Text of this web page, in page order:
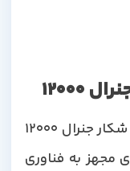
برای کسانی که قصد خرید کولر گازی شکار جنرال 12000
به فناوری